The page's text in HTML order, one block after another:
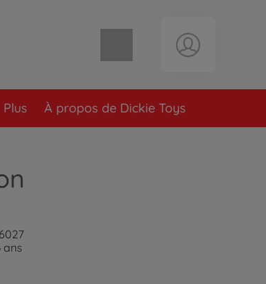
Plus À propos de Dickie Toys
ans